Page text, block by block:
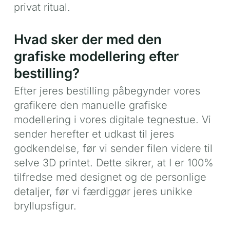
privat ritual.
Hvad sker der med den
grafiske modellering efter
bestilling?
Efter jeres bestilling påbegynder vores
grafikere den manuelle grafiske
modellering i vores digitale tegnestue. Vi
sender herefter et udkast til jeres
godkendelse, før vi sender filen videre til
selve 3D printet. Dette sikrer, at I er 100%
tilfredse med designet og de personlige
detaljer, før vi færdiggør jeres unikke
bryllupsfigur.